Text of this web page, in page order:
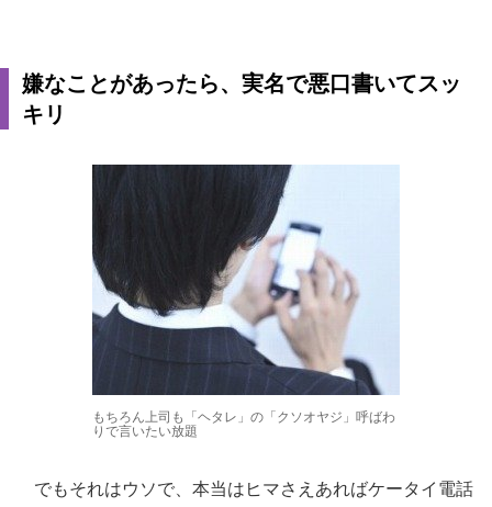
嫌なことがあったら、実名で悪口書いてスッ
キリ
もちろん上司も「ヘタレ」の「クソオヤジ」呼ばわ
りで言いたい放題
でもそれはウソで、本当はヒマさえあればケータイ電話